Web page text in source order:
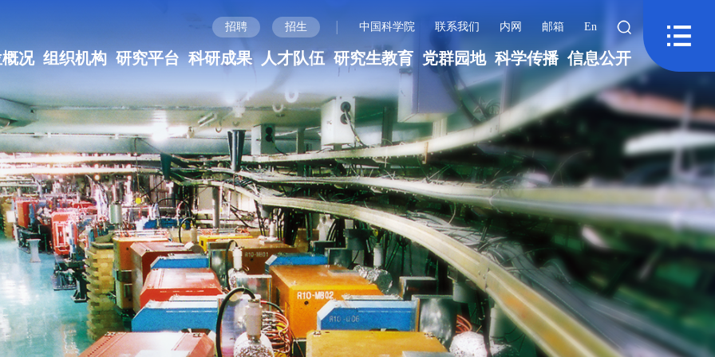
招聘 招生 | 中国科学院 联系我们 内网 邮箱 En
况 组织机构 研究平台 科研成果 人才队伍 研究生教育 党群园地 科学传播 信息公开